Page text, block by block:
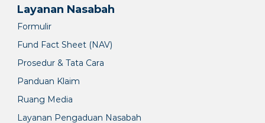
Layanan Nasabah
Formulir
Fund Fact Sheet (NAV)
Prosedur & Tata Cara
Panduan Klaim
Ruang Media
Layanan Pengaduan Nasabah